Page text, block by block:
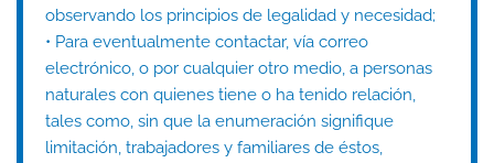
observando los principios de legalidad y necesidad;
• Para eventualmente contactar, vía correo
electrónico, o por cualquier otro medio, a personas
naturales con quienes tiene o ha tenido relación,
tales como, sin que la enumeración signifique
limitación, trabajadores y familiares de éstos,